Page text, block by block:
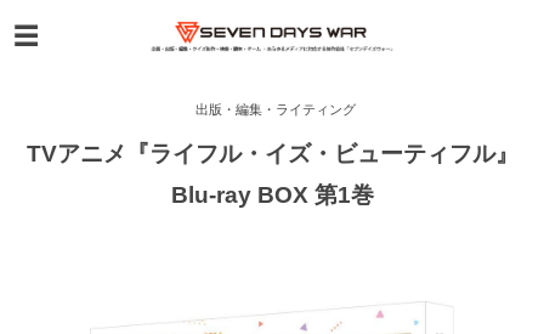
出版・編集・ライティング
TVアニメ『ライフル・イズ・ビューティフル』
Blu-ray BOX 第1巻